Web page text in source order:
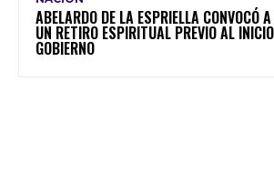
ABELARDO DE LA ESPRIELLA CONVOCÓ
UN RETIRO ESPIRITUAL PREVIO AL
GOBIERNO